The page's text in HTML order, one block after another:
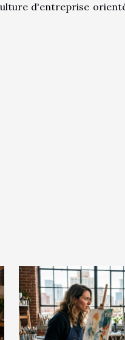
d'entreprise